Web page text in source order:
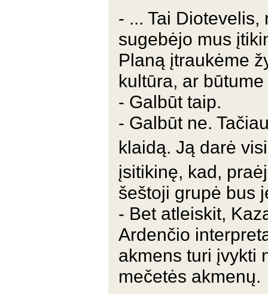
- ... Tai
sugebėjo mus
Planą įtraukėme
kultūra, ar
- Galbūt taip.
- Galbūt ne.
klaidą. Ją darė
įsitikinę, kad,
šeštoji grupė bus
- Bet atleiskit,
Ardenčio
akmens turi įvykti
mečetės akmenų.